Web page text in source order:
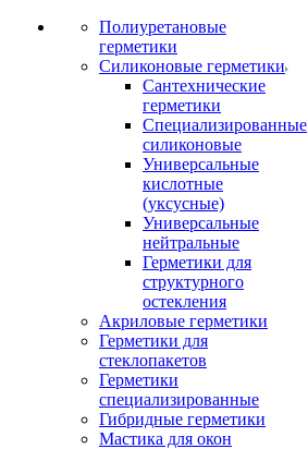
Полиуретановые
герметики
Силиконовые герметики
Сантехнические
герметики
Специализированные
силиконовые
Универсальные
кислотные
(уксусные)
Универсальные
нейтральные
Герметики для
структурного
остекления
Акриловые герметики
Герметики для
стеклопакетов
Герметики
специализированные
Гибридные герметики
Мастика для окон